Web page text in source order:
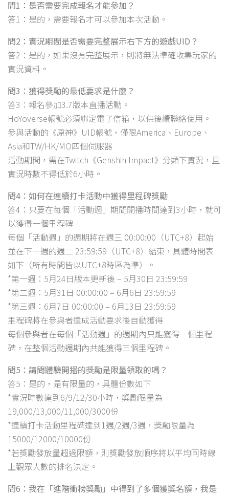
問1：是否需要完成報名才能參加？
答1：是的，需要報名才可以參加本次活動。
問2：實況期間是否需要完整展示右下方的遊戲UID？
答2：是的，如果沒有完整展示，則將無法準確收集玩家的
實況資料。
問3：獲得獎勵的最低要求是什麼？
答3：報名參加3.7版本直播活動。
HoYoverse帳號必須綁定電子信箱，以供後續聯絡使用。
參與活動的《原神》UID帳號，僅限America、Europe、
Asia和TW/HK/MO四個伺服器
活動期間，需在Twitch《Genshin Impact》分類下實況，且
實況時數不得低於6小時。
問4：如何在連續打卡活動中獲得里程碑獎勵
答4：只要在每個「活動週」期間開播時間達到3小時，就可
以獲得一個里程碑
每個「活動週」的週期將在週三 00:00:00（UTC+8）起始
並在下一週的週二 23:59:59（UTC+8）結束，具體時間表
如下（所有時間皆以UTC+8時區為準）。
*第一週：5月24日版本更新後 – 5月30日 23:59:59
*第二週：5月31日 00:00:00 – 6月6日 23:59:59
*第三週：6月7日 00:00:00 – 6月13日 23:59:59
里程碑將在參與者達成活動要求後自動獲得
每個參與者在每個「活動週」的週期內只能獲得一個里程
碑，在整個活動週期內共能獲得三個里程碑。
問5：請問體驗開播的獎勵是限量領取的嗎？
答5：是的，是有限量的，具體份數如下
*實況時數達到6/9/12/30小時，獎勵限量為
19,000/13,000/11,000/3000份
*連續打卡活動里程碑達到1週/2週/3週，獎勵限量為
15000/12000/10000份
*若獎勵發放量超過限額，則獎勵發放順序將以平均同時線
上觀眾人數的排名決定。
問6：我在「進階衝榜獎勵」中得到了多個獲獎名額，我是